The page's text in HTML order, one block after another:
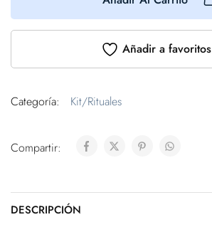
Añadir a favoritos
Categoría: Kit/Rituales
Compartir:
DESCRIPCIÓN